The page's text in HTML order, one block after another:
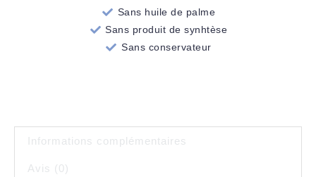
Sans huile de palme
Sans produit de synhtèse
Sans conservateur
Informations complémentaires
Avis (0)